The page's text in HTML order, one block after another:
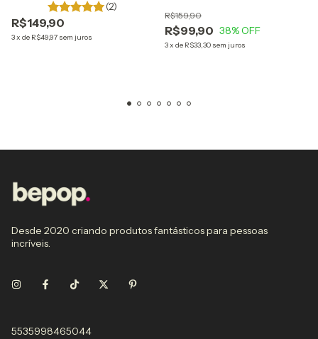
(2)
R$149,90
3x de R$49,97 sem juros R$99,90
R$159,90
38% OFF
3x de R$33,30 sem juros
Desde 2020 criando produtos fantásticos para pessoas
incríveis.
5535998465044